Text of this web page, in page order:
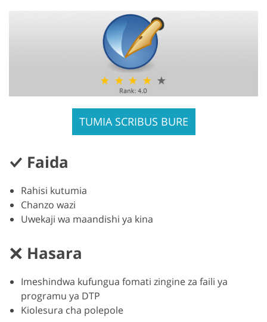
TUMIA SCRIBUS BURE
Faida
Rahisi kutumia
Chanzo wazi
Uwekaji wa maandishi ya kina
Hasara
Imeshindwa kufungua fomati zingine za faili ya
programu ya DTP
Kiolesura cha polepole